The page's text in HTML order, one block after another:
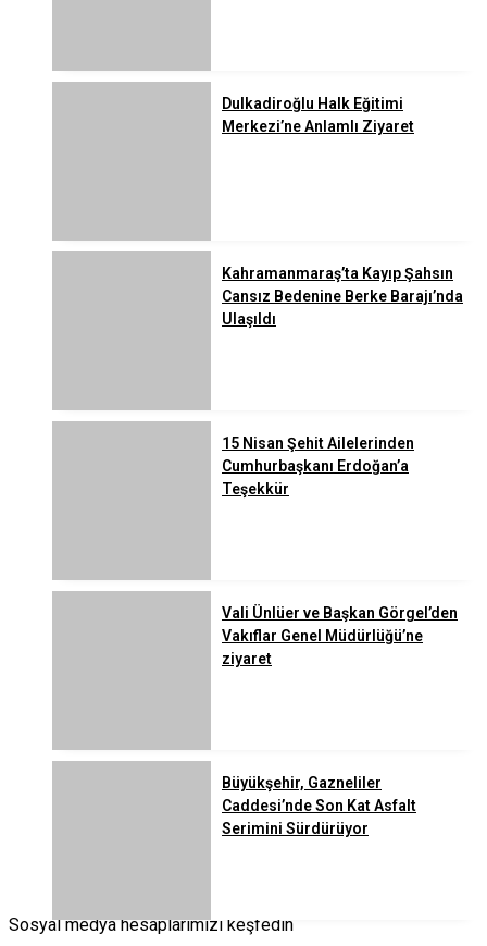
Dulkadiroğlu Halk Eğitimi
Merkezi’ne Anlamlı Ziyaret
Kahramanmaraş’ta Kayıp Şahsın
Cansız Bedenine Berke Barajı’nda
Ulaşıldı
15 Nisan Şehit Ailelerinden
Cumhurbaşkanı Erdoğan’a
Teşekkür
Vali Ünlüer ve Başkan Görgel’den
Vakıflar Genel Müdürlüğü’ne
ziyaret
Büyükşehir, Gazneliler
Caddesi’nde Son Kat Asfalt
Serimini Sürdürüyor
Sosyal medya hesaplarımızı keşfedin